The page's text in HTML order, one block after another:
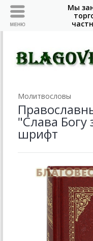
Молитвословы
"Слава Богу
шрифт